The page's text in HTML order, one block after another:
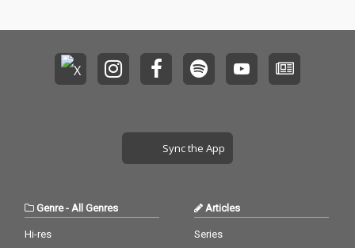
に、静と動が交錯する
ダイナミックな構成を
展開する。 ポストロッ
ク特有の轟音ギター
ルな響きを持つメロデ
ィに乗せて歌い上げら
れる。さらに、文学的
に、静と動が交錯する
ダイナミックな構成を
展開する。 ポストロッ
ク特有の轟音ギター
合し、少年性を帯びた
ルな響きを持つメロデ
ィに乗せて歌い上げら
れる。さらに、文学的
Sync the App
Genre-All Genres
Hi-res
Articles
Series